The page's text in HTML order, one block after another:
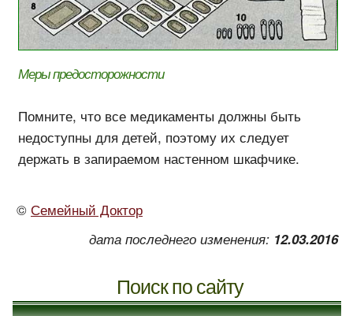
Меры предосторожности
Помните, что все медикаменты должны быть
недоступны для детей, поэтому их следует
держать в запираемом настенном шкафчике.
© Семейный Доктор
дата последнего изменения: 12.03.2016
Поиск по сайту